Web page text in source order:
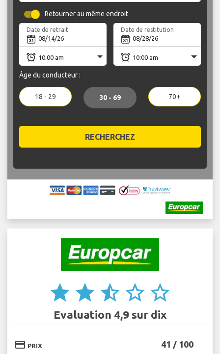
Retourner au même endroit
Date de retrait Date de restitution
Âge du conducteur :
18 - 29 30 - 69 70+
RECHERCHEZ
star star star_half star_border star_border
Evaluation 4,9 sur dix
credit_card PRIX 41 / 100